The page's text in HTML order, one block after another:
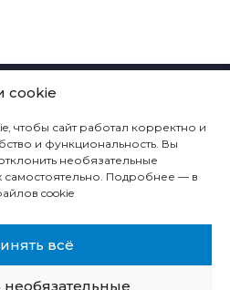
cookie
чтобы сайт работал корректно и
и функциональность. Вы
необязательные
самостоятельно. Подробнее — в
cookie
всё
необязательные
СЕРВИС